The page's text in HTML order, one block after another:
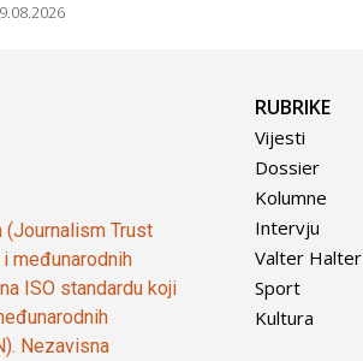
Trust
međunarodnih
ISO standardu koji
Nezavisna
RUBRIKE
Vijesti
Dossier
Kolumne
Intervju
Valter Halter
Sport
Kultura